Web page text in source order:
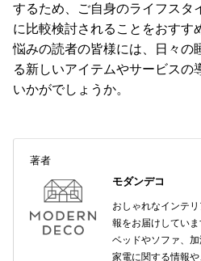
するため、ご自身のライフスタ
に比較検討されることをおすす
悩みの読者の皆様には、日々の
る新しいアイテムやサービスの
いかがでしょうか。
著者
モダンデコ
おしゃれなインテ
報をお届けしていま
ベッドやソファ、
家電に関する情報